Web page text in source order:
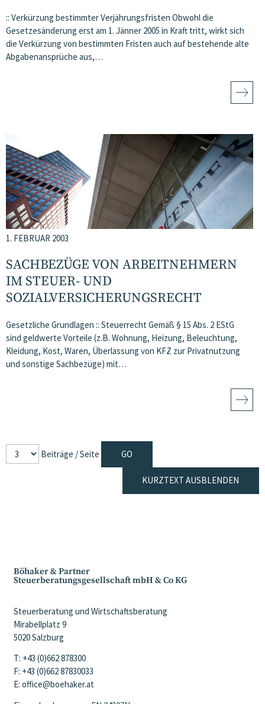
:: Verkürzung bestimmter Verjährungsfristen Obwohl die
Gesetzesänderung erst am 1. Jänner 2005 in Kraft tritt, wirkt sich
die Verkürzung von bestimmten Fristen auch auf bestehende alte
Abgabenansprüche aus,…
1. FEBRUAR 2003
SACHBEZÜGE VON ARBEITNEHMERN
IM STEUER- UND
SOZIALVERSICHERUNGSRECHT
Gesetzliche Grundlagen :: Steuerrecht Gemäß § 15 Abs. 2 EStG
sind geldwerte Vorteile (z.B. Wohnung, Heizung, Beleuchtung,
Kleidung, Kost, Waren, Überlassung von KFZ zur Privatnutzung
und sonstige Sachbezüge) mit…
Beiträge / Seite
KURZTEXT AUSBLENDEN
Böhaker & Partner
Steuerberatungsgesellschaft mbH & Co KG
Steuerberatung und Wirtschaftsberatung
Mirabellplatz 9
5020 Salzburg
T: +43 (0)662 878300
F: +43 (0)662 87830033
E: office@boehaker.at